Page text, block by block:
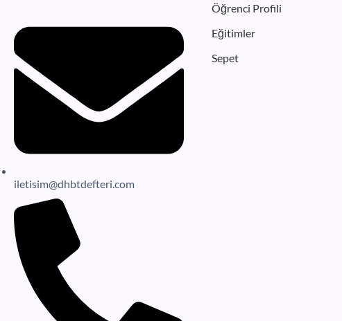
iletisim@dhbtdefteri.com
Öğrenci Profili
Eğitimler
Sepet